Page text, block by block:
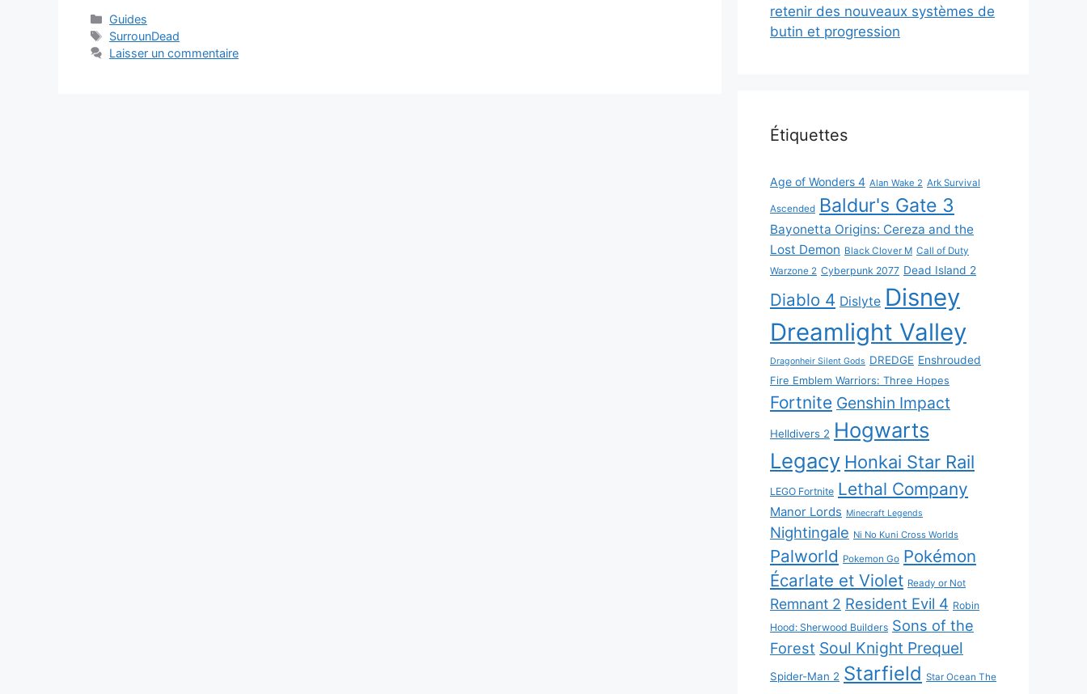
Catégories
Guides
Étiquettes
SurrounDead
Laisser un commentaire
retenir des nouveaux systèmes de
butin et progression
Étiquettes
Age of Wonders 4 Alan Wake 2 Ark Survival
Ascended Baldur's Gate 3
Bayonetta Origins: Cereza and the
Lost Demon Black Clover M Call of Duty
Warzone 2 Cyberpunk 2077 Dead Island 2
Diablo 4 Dislyte Disney
Dreamlight Valley
Dragonheir Silent Gods DREDGE Enshrouded
Fire Emblem Warriors: Three Hopes
Fortnite Genshin Impact
Helldivers 2 Hogwarts
Legacy Honkai Star Rail
LEGO Fortnite Lethal Company
Manor Lords Minecraft Legends
Nightingale Ni No Kuni Cross Worlds
Palworld Pokemon Go Pokémon
Écarlate et Violet Ready or Not
Remnant 2 Resident Evil 4 Robin
Hood: Sherwood Builders Sons of the
Forest Soul Knight Prequel
Spider-Man 2 Starfield Star Ocean The